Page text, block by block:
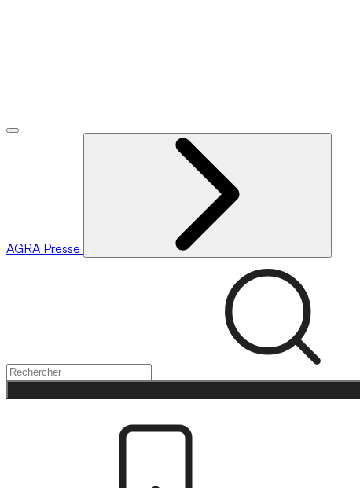
AGRA Presse